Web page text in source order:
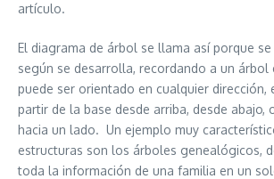
artículo.
El diagrama de árbol se llama así porque
según se desarrolla, recordando a un árbol
puede ser orientado en cualquier dirección,
partir de la base desde arriba, desde abajo,
hacia un lado. Un ejemplo muy
estructuras son los árboles genealógicos,
toda la información de una familia en un